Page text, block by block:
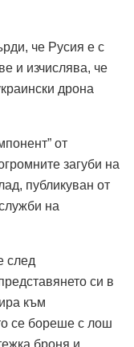
че Русия е с
и изчислява, че
дрона
от
загуби на
публикуван от
на
след
си в
към
се бореше с лош
броня и